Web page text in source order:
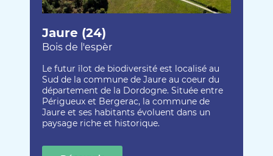
Jaure (24)
Bois de l'espèr
Le futur îlot de biodiversité est localisé au
Sud de la commune de Jaure au coeur du
département de la Dordogne. Située entre
Périgueux et Bergerac, la commune de
Jaure et ses habitants évoluent dans un
paysage riche et historique.